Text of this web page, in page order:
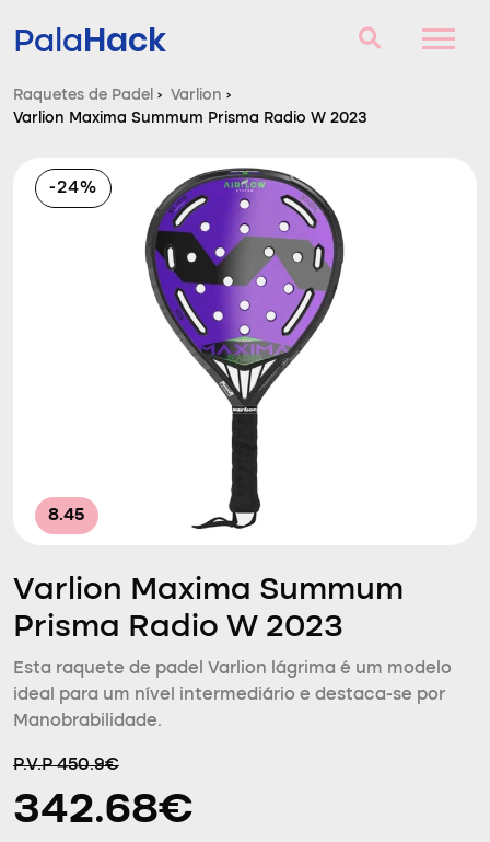
PalaHack
Raquetes de Padel
Perguntas e respostas
Comparador
Raquetes de Padel › Varlion ›
Varlion Maxima Summum Prisma Radio W 2023
-24%
8.45
Varlion Maxima Summum
Prisma Radio W 2023
Esta raquete de padel Varlion lágrima é um modelo
ideal para um nível intermediário e destaca-se por
Manobrabilidade.
P.V.P 450.9€
342.68€